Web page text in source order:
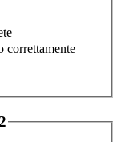
correttamente